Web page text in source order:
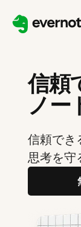
信頼
ノー
信頼でき
思考を守